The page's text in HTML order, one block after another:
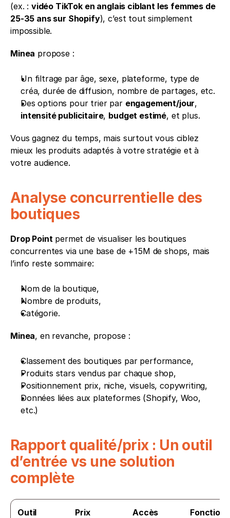
(ex. : vidéo TikTok en anglais ciblant les femmes de
25-35 ans sur Shopify), c’est tout simplement
impossible.
Minea propose :
Un filtrage par âge, sexe, plateforme, type de
créa, durée de diffusion, nombre de partages, etc.
Des options pour trier par engagement/jour
intensité publicitaire, budget estimé, et plus.
Vous gagnez du temps, mais surtout vous ciblez
mieux les produits adaptés à votre stratégie et à
votre audience.
Analyse concurrentielle des
boutiques
Drop Point permet de visualiser les boutiques
concurrentes via une base de +15M de shops, mais
l’info reste sommaire:
Nom de la boutique,
Nombre de produits,
Catégorie.
Minea, en revanche, propose :
Classement des boutiques par performance,
Produits stars vendus par chaque shop,
Positionnement prix, niche, visuels, copywriting,
Données liées aux plateformes (Shopify, Woo,
etc.)
Rapport qualité/prix : Un outil
d’entrée vs une solution
complète
Outil
Prix
Accès
Fonctionn